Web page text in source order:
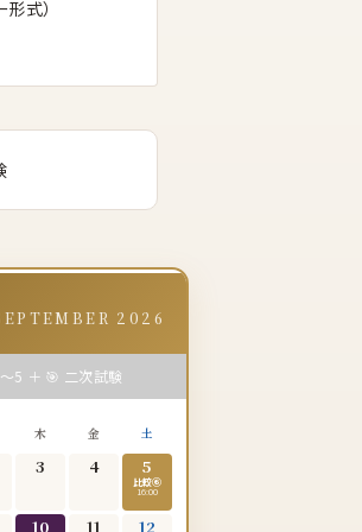
式）
2026
5 ＋ 🎯 二次試験
木 金 土
3 4 5
比較⑥
16:00
10 11 12